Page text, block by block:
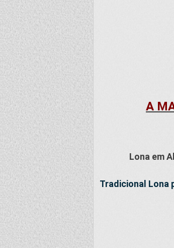
A
Lona em
Tradicional Lona